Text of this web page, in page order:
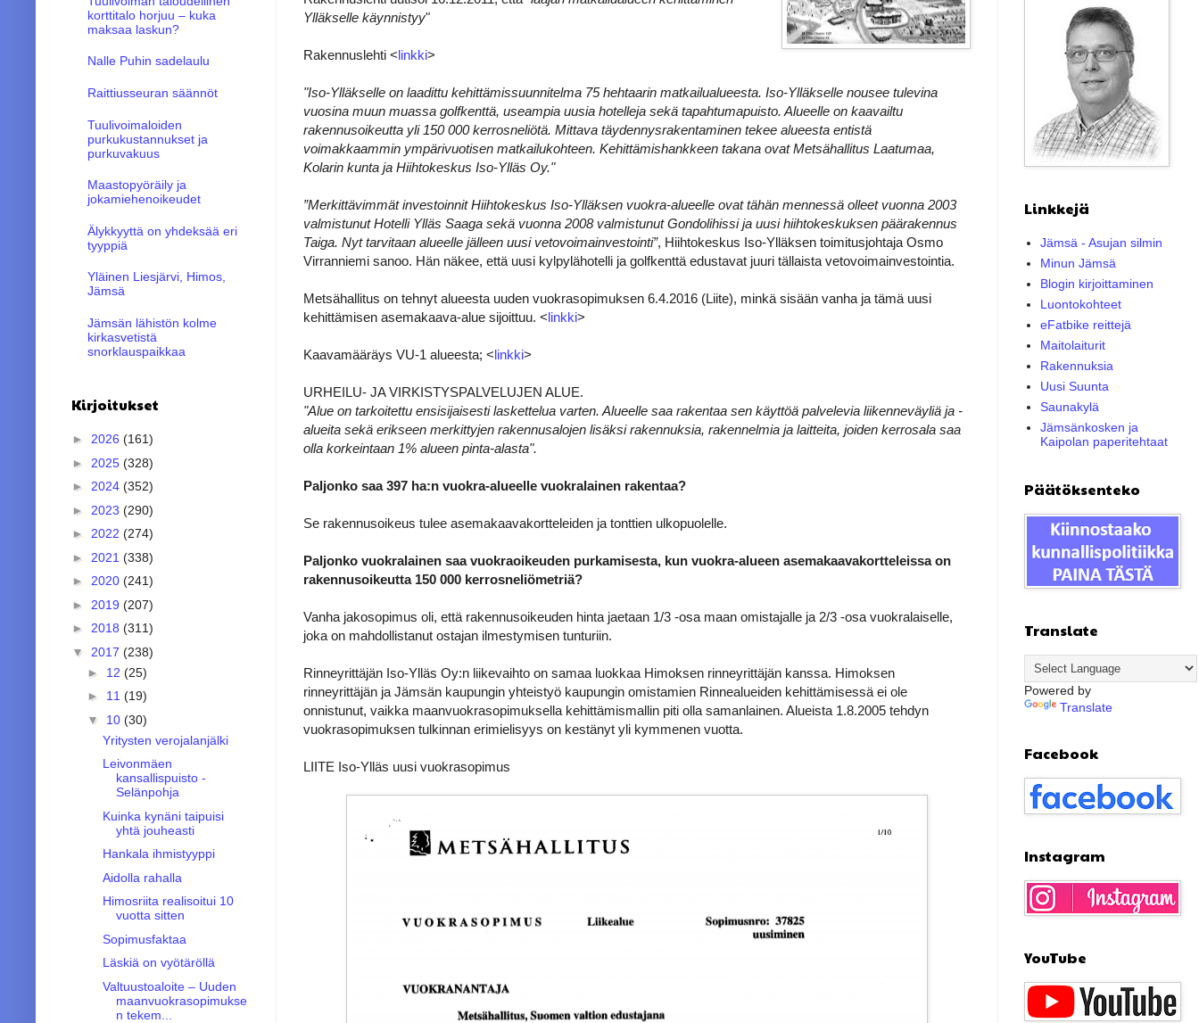
Ylläkselle käynnistyy"
Rakennuslehti <linkki>
"Iso-Ylläkselle on laadittu kehittämissuunnitelma 75 hehtaarin matkailualueesta. Iso-Ylläkselle nousee tulevina
vuosina muun muassa golfkenttä, useampia uusia hotelleja sekä tapahtumapuisto. Alueelle on kaavailtu
rakennusoikeutta yli 150 000 kerrosneliötä. Mittava täydennysrakentaminen tekee alueesta entistä
voimakkaammin ympärivuotisen matkailukohteen. Kehittämishankkeen takana ovat Metsähallitus Laatumaa,
Kolarin kunta ja Hiihtokeskus Iso-Ylläs Oy."
”Merkittävimmät investoinnit Hiihtokeskus Iso-Ylläksen vuokra-alueelle ovat tähän mennessä olleet vuonna 2003
valmistunut Hotelli Ylläs Saaga sekä vuonna 2008 valmistunut Gondolihissi ja uusi hiihtokeskuksen päärakennus
Taiga. Nyt tarvitaan alueelle jälleen uusi vetovoimainvestointi”, Hiihtokeskus Iso-Ylläksen toimitusjohtaja Osmo
Virranniemi sanoo. Hän näkee, että uusi kylpylähotelli ja golfkenttä edustavat juuri tällaista vetovoimainvestointia.
Metsähallitus on tehnyt alueesta uuden vuokrasopimuksen 6.4.2016 (Liite), minkä sisään vanha ja tämä uusi
kehittämisen asemakaava-alue sijoittuu. <linkki>
Kaavamääräys VU-1 alueesta; <linkki>
URHEILU- JA VIRKISTYSPALVELUJEN ALUE.
"Alue on tarkoitettu ensisijaisesti laskettelua varten. Alueelle saa rakentaa sen käyttöä palvelevia liikenneväyliä ja -
alueita sekä erikseen merkittyjen rakennusalojen lisäksi rakennuksia, rakennelmia ja laitteita, joiden kerrosala saa
olla korkeintaan 1% alueen pinta-alasta".
Paljonko saa 397 ha:n vuokra-alueelle vuokralainen rakentaa?
Se rakennusoikeus tulee asemakaavakortteleiden ja tonttien ulkopuolelle.
Paljonko vuokralainen saa vuokraoikeuden purkamisesta, kun vuokra-alueen asemakaavakortteleissa on
rakennusoikeutta 150 000 kerrosneliömetriä?
Vanha jakosopimus oli, että rakennusoikeuden hinta jaetaan 1/3 -osa maan omistajalle ja 2/3 -osa vuokralaiselle,
joka on mahdollistanut ostajan ilmestymisen tunturiin.
Rinneyrittäjän Iso-Ylläs Oy:n liikevaihto on samaa luokkaa Himoksen rinneyrittäjän kanssa. Himoksen
rinneyrittäjän ja Jämsän kaupungin yhteistyö kaupungin omistamien Rinnealueiden kehittämisessä ei ole
onnistunut, vaikka maanvuokrasopimuksella kehittämismallin piti olla samanlainen. Alueista 1.8.2005 tehdyn
vuokrasopimuksen tulkinnan erimielisyys on kestänyt yli kymmenen vuotta.
LIITE Iso-Ylläs uusi vuokrasopimus
korttitalo horjuu – kuka
maksaa laskun?
Nalle Puhin sadelaulu
Raittiusseuran säännöt
Tuulivoimaloiden
purkukustannukset ja
purkuvakuus
Maastopyöräily ja
jokamiehenoikeudet
Älykkyyttä on yhdeksää eri
tyyppiä
Yläinen Liesjärvi, Himos,
Jämsä
Jämsän lähistön kolme
kirkasvetistä
snorklauspaikkaa
Kirjoitukset
► 2026 (161)
► 2025 (328)
► 2024 (352)
► 2023 (290)
► 2022 (274)
► 2021 (338)
► 2020 (241)
► 2019 (207)
► 2018 (311)
▼ 2017 (238)
► 12 (25)
► 11 (19)
▼ 10 (30)
Yritysten verojalanjälki
Leivonmäen
kansallispuisto -
Selänpohja
Kuinka kynäni taipuisi
yhtä jouheasti
Hankala ihmistyyppi
Aidolla rahalla
Himosriita realisoitui 10
vuotta sitten
Sopimusfaktaa
Läskiä on vyötäröllä
Valtuustoaloite – Uuden
maanvuokrasopimukse
n tekem...
Linkkejä
Jämsä - Asujan silmin
Minun Jämsä
Blogin kirjoittaminen
Luontokohteet
eFatbike reittejä
Maitolaiturit
Rakennuksia
Uusi Suunta
Saunakylä
Jämsänkosken ja
Kaipolan paperitehtaat
Päätöksenteko
Translate
Powered by
Translate
Facebook
Instagram
YouTube